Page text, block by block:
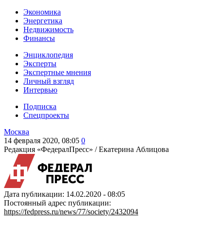
Экономика
Энергетика
Недвижимость
Финансы
Энциклопедия
Эксперты
Экспертные мнения
Личный взгляд
Интервью
Подписка
Спецпроекты
Москва
14 февраля 2020, 08:05 0
Редакция «ФедералПресс» /Екатерина Аблицова
Дата публикации: 14.02.2020 - 08:05
Постоянный адрес публикации:
https://fedpress.ru/news/77/society/2432094